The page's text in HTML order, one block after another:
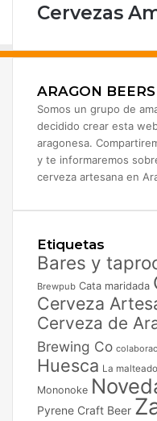
Cervezas
ARAGON BEERS
Somos un grupo de
decidido crear esta
aragonesa.
y te informaremos
cerveza artesana en
Etiquetas
Bares y
Brewpub Cata maridada
Cerveza
Cerveza de
Brewing Co
Huesca La
Mononoke
Pyrene Craft Beer